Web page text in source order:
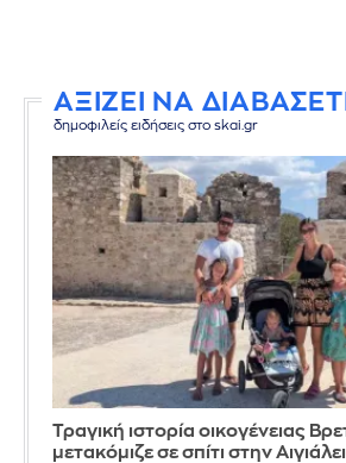
ΑΞΙΖΕΙ ΝΑ
δημοφιλείς ειδήσεις στο skai.gr
Τραγική ιστορία οικογένειας
μετακόμιζε σε σπίτι στην